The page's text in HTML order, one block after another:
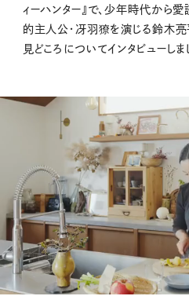
ィーハンター』で、少年時代から
的主人公・冴羽獠を演じる鈴木
見どころについてインタビューしま